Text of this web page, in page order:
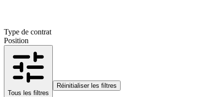
Type de contrat
Position
Tous les filtres
Réinitialiser les filtres